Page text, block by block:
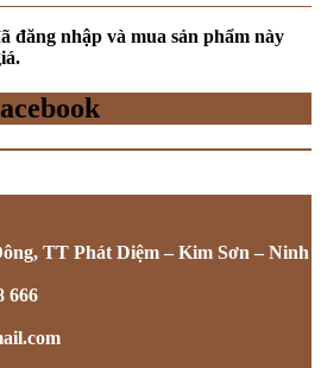
đăng nhập và mua sản phẩm này
TT Phát Diệm – Kim Sơn – Ninh
666